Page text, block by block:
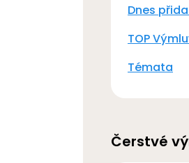
Dnes
TOP
Témata
Čerstvé